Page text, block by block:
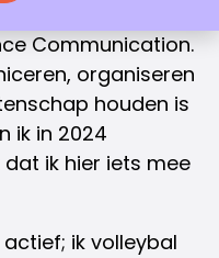
Communication.
organiseren
houden is
ik in 2024
ik hier iets mee
ik volleybal